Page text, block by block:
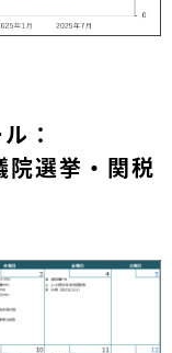
：
院選挙・関税